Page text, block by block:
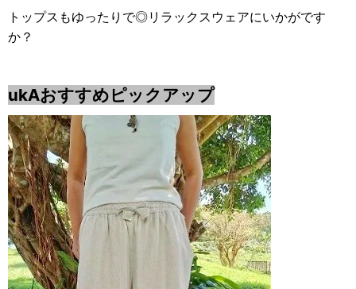
トップスもゆったりで◎リラックスウェアにいかがです
か？
ukAおすすめピックアップ